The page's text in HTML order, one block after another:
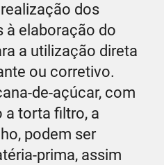
dos
à elaboração do
a utilização direta
ou corretivo.
de-açúcar, com
a torta filtro, a
podem ser
prima, assim